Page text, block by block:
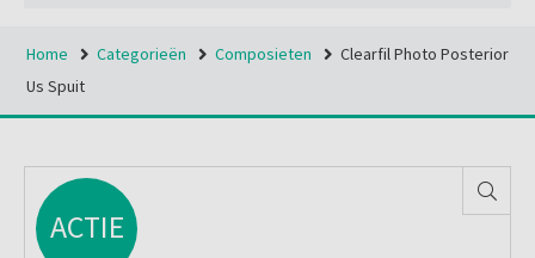
Home Categorieën Composieten
Clearfil Photo Posterior
Us Spuit
ACTIE